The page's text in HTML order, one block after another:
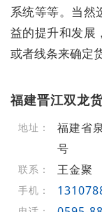
系统等等。当然
益的提升和发展
或者线条来确定
福建晋江双龙
地址：
福建省
号
联系： 王金聚
手机：